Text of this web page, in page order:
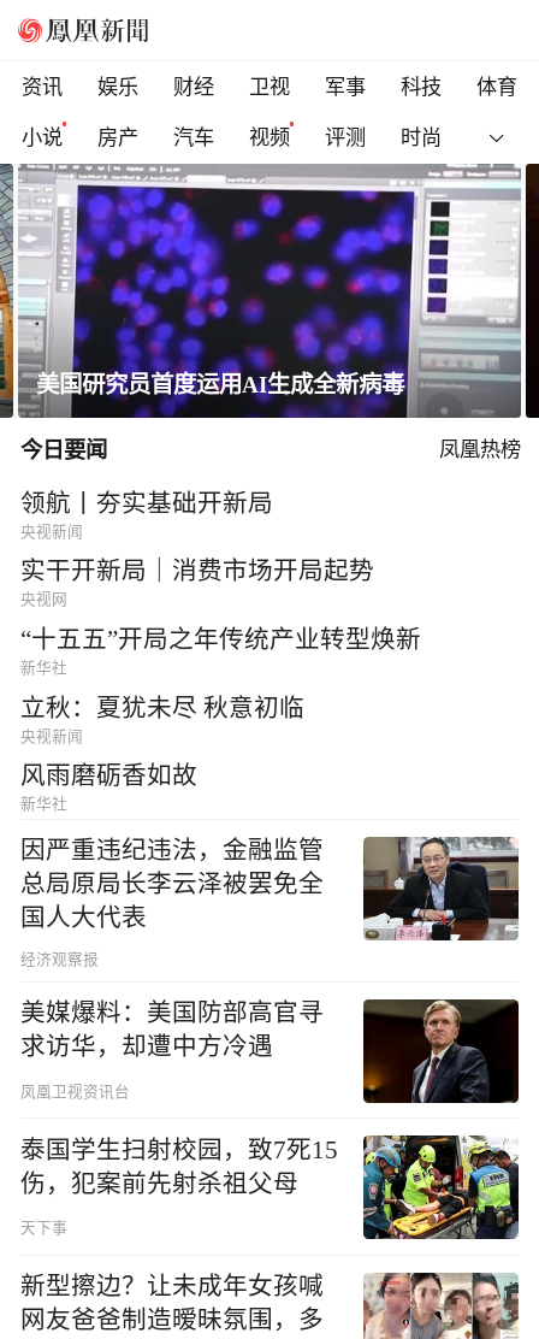
资讯 娱乐 财经 卫视 军事 科技
体育
小说
房产 汽车 视频 评测 时尚
一条隐蔽精干、长期潜伏的道路
今日要闻 凤凰热榜
领航丨夯实基础开新局
央视新闻
实干开新局｜消费市场开局起势
央视网
“十五五”开局之年传统产业转型焕新
新华社
立秋：夏犹未尽 秋意初临
央视新闻
风雨磨砺香如故
新华社
因严重违纪违法，金融监管
总局原局长李云泽被罢免全
国人大代表
经济观察报
美媒爆料：美国防部高官寻
求访华，却遭中方冷遇
凤凰卫视资讯台
泰国学生扫射校园，致7死15
伤，犯案前先射杀祖父母
天下事
新型擦边？让未成年女孩喊
网友爸爸制造暧昧氛围，多